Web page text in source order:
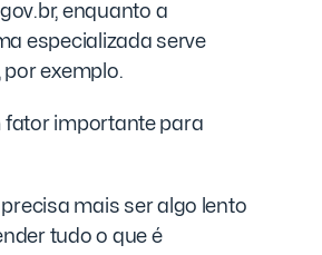
enquanto a
especializada serve
exemplo.
fator importante para
mais ser algo lento
tudo o que é